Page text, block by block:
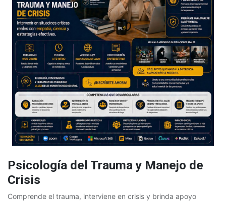
Psicología del Trauma y Manejo de
Crisis
Comprende el trauma, interviene en crisis y brinda apoyo